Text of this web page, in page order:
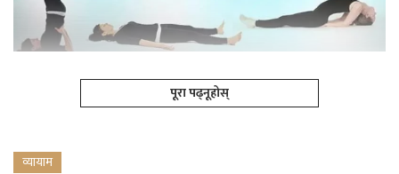
पूरा पढ्नूहोस्
व्यायाम